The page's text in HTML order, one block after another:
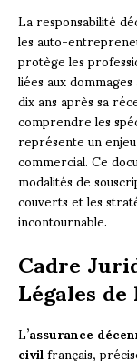
La responsabilité
les auto-
protège les
liées aux
dix ans après sa
comprendre les
représente un
commercial. Ce
modalités de
couverts et les
incontournable.
Cadre
Légales
L’assurance
civilfrançais,